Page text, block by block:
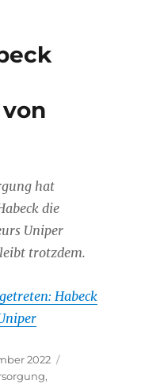
hat
die
Uniper
trotzdem.
Habeck
2022
,